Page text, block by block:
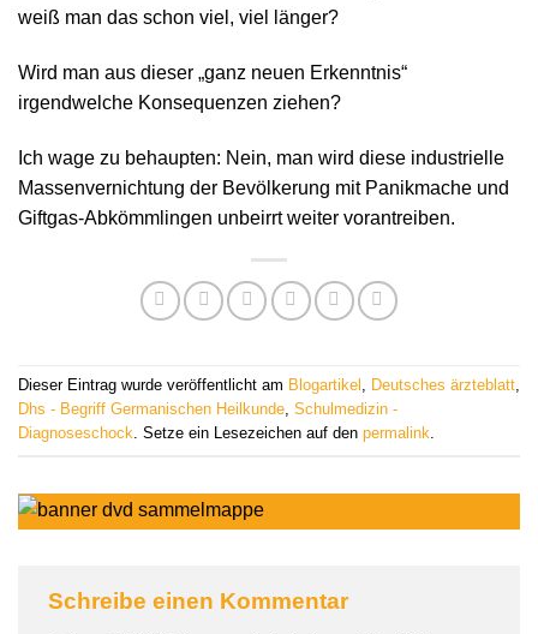
weiß man das schon viel, viel länger?
Wird man aus dieser „ganz neuen Erkenntnis“
irgendwelche Konsequenzen ziehen?
Ich wage zu behaupten: Nein, man wird diese industrielle
Massenvernichtung der Bevölkerung mit Panikmache und
Giftgas-Abkömmlingen unbeirrt weiter vorantreiben.
Dieser Eintrag wurde veröffentlicht am Blogartikel , Deutsches ärzteblatt,
Dhs - Begriff Germanischen Heilkunde, Schulmedizin -
Diagnoseschock. Setze ein Lesezeichen auf den permalink.
Schreibe einen Kommentar